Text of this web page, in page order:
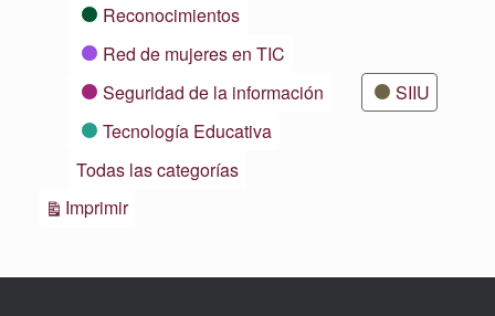
Reconocimientos
Red de mujeres en TIC
Seguridad de la información
SIIU
Tecnología Educativa
Todas las categorías
ImprimirVistas